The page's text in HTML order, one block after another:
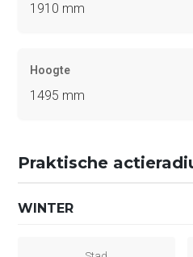
1910 mm
Hoogte
1495 mm
Praktische
WINTER